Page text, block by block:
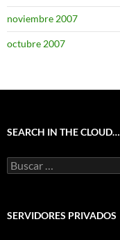
noviembre 2007
octubre 2007
SEARCH IN THE CLOUD…
Buscar:
SERVIDORES PRIVADOS